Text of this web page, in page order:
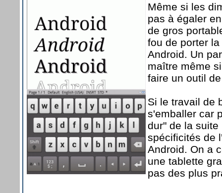
Même si les
pas à égaler
de gros
fou de porter
Android. Un
maître même
faire un outil
Si le travail de
s'emballer car
dur" de la
spécificités de
Android. On a
une tablette
pas des plus